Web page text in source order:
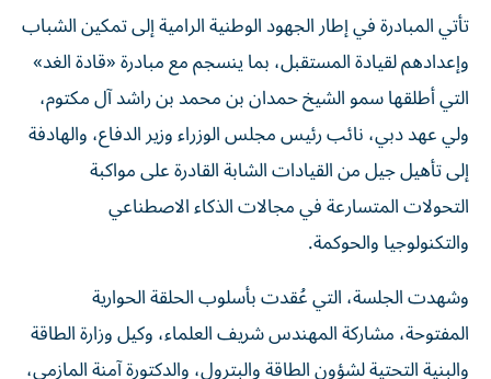
تأتي المبادرة في إطار الجهود الوطنية الرامية إلى تمكين الشباب
وإعدادهم لقيادة المستقبل، بما ينسجم مع مبادرة «قادة الغد»
التي أطلقها سمو الشيخ حمدان بن محمد بن راشد آل مكتوم،
ولي عهد دبي، نائب رئيس مجلس الوزراء وزير الدفاع، والهادفة
إلى تأهيل جيل من القيادات الشابة القادرة على مواكبة
التحولات المتسارعة في مجالات الذكاء الاصطناعي
والتكنولوجيا والحوكمة.
وشهدت الجلسة، التي عُقدت بأسلوب الحلقة الحوارية
المفتوحة، مشاركة المهندس شريف العلماء، وكيل وزارة الطاقة
والبنية التحتية لشؤون الطاقة والبترول، والدكتورة آمنة المازمي،